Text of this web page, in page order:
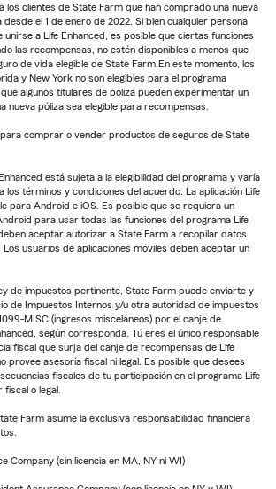
los clientes de State Farm que han comprado una nueva
el 1 de enero de 2022. Si bien cualquier persona
unirse a Life Enhanced, es posible que ciertas funciones
las recompensas, no estén disponibles a menos que
de vida elegible de State Farm.En este momento, los
y New York no son elegibles para el programa
algunos titulares de póliza pueden experimentar un
nueva póliza sea elegible para recompensas.
comprar o vender productos de seguros de State
está sujeta a la elegibilidad del programa y varía
los términos y condiciones del acuerdo. La aplicación Life
para Android e iOS. Es posible que se requiera un
para usar todas las funciones del programa Life
aceptar autorizar a State Farm a recopilar datos
usuarios de aplicaciones móviles deben aceptar un
de impuestos pertinente, State Farm puede enviarte y
de Impuestos Internos y/u otra autoridad de impuestos
MISC (ingresos misceláneos) por el canje de
según corresponda. Tú eres el único responsable
fiscal que surja del canje de recompensas de Life
provee asesoría fiscal ni legal. Es posible que desees
fiscales de tu participación en el programa Life
o legal.
Farm asume la exclusiva responsabilidad financiera
Company (sin licencia en MA, NY ni WI)